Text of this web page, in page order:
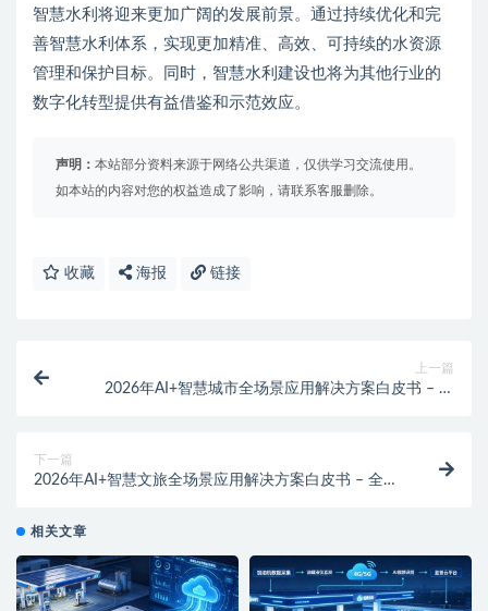
智慧水利将迎来更加广阔的发展前景。通过持续优化和完
善智慧水利体系，实现更加精准、高效、可持续的水资源
管理和保护目标。同时，智慧水利建设也将为其他行业的
数字化转型提供有益借鉴和示范效应。
声明： 本站部分资料来源于网络公共渠道，仅供学习交流使用。
如本站的内容对您的权益造成了影响，请联系客服删除。
收藏 海报 链接
上一篇
2026年AI+智慧城市全场景应用解决方案白皮书 – 全
下一篇
2026年AI+智慧文旅全场景应用解决方案白皮书 – 全
相关文章